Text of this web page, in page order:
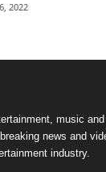
2022
music
news and
industry.